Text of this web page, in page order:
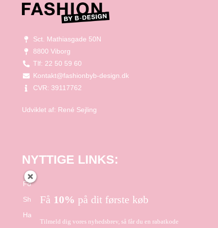
Sct. Mathiasgade 50N
8800 Viborg
Tlf: 22 50 59 60
Kontakt@fashionbyb-design.dk
CVR: 39117762
Udviklet af: René Sejling
NYTTIGE LINKS:
Forside
Shop
Handelsbetingelser
Få 10% på dit første køb
Tilmeld dig vores nyhedsbrev, så får du en rabatkode